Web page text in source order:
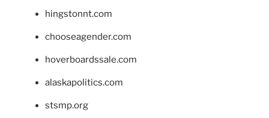
hingstonnt.com
chooseagender.com
hoverboardssale.com
alaskapolitics.com
stsmp.org